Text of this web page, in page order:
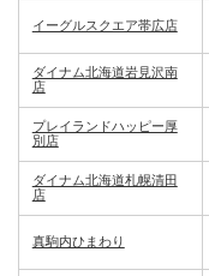
イーグルスクエア帯広店
ダイナム北海道岩見沢南
店
プレイランドハッピー厚
別店
ダイナム北海道札幌清田
店
真駒内ひまわり